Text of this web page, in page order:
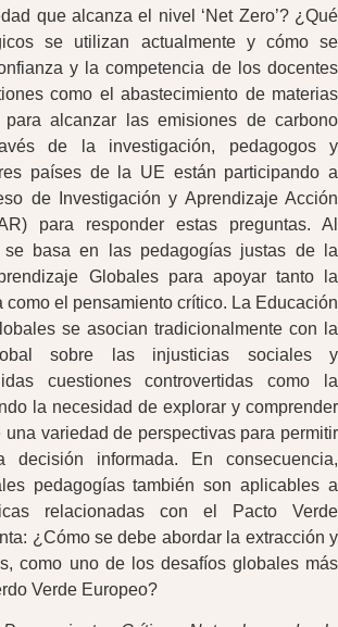
que alcanza el nivel ‘Net Zero’? ¿Qué
se utilizan actualmente y cómo se
y la competencia de los docentes
como el abastecimiento de materias
para alcanzar las emisiones de carbono
de la investigación, pedagogos y
países de la UE están participando a
de Investigación y Aprendizaje Acción
para responder estas preguntas. Al
se basa en las pedagogías justas de la
Globales para apoyar tanto la
como el pensamiento crítico. La Educación
se asocian tradicionalmente con la
sobre las injusticias sociales y
cuestiones controvertidas como la
la necesidad de explorar y comprender
una variedad de perspectivas para permitir
informada. En consecuencia,
pedagogías también son aplicables a
relacionadas con el Pacto Verde
¿Cómo se debe abordar la extracción y
como uno de los desafíos globales más
Verde Europeo?